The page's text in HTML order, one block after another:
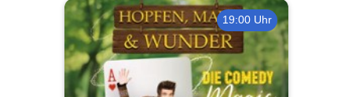
19:00 Uhr